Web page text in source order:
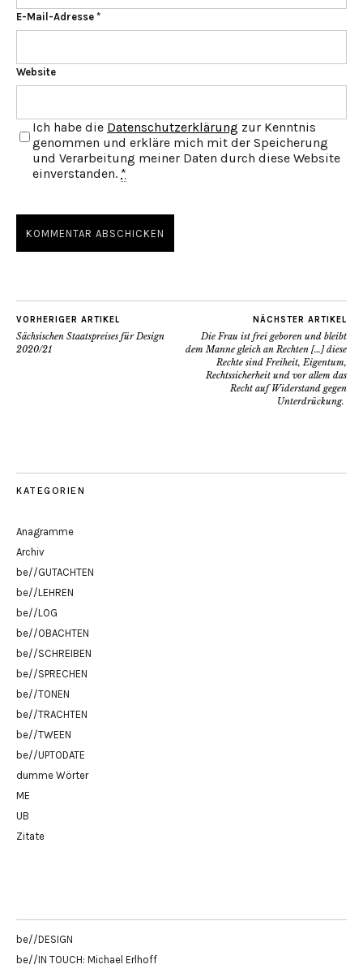
E-Mail-Adresse *
Website
Ich habe die Datenschutzerklärung zur Kenntnis
genommen und erkläre mich mit der Speicherung
und Verarbeitung meiner Daten durch diese Website
einverstanden. *
VORHERIGER ARTIKEL
Sächsischen Staatspreises für Design
2020/21
NÄCHSTER ARTIKEL
Die Frau ist frei geboren und bleibt
dem Manne gleich an Rechten […] diese
Rechte sind Freiheit, Eigentum,
Rechtssicherheit und vor allem das
Recht auf Widerstand gegen
Unterdrückung.
KATEGORIEN
Anagramme
Archiv
be//GUTACHTEN
be//LEHREN
be//LOG
be//OBACHTEN
be//SCHREIBEN
be//SPRECHEN
be//TONEN
be//TRACHTEN
be//TWEEN
be//UPTODATE
dumme Wörter
ME
UB
Zitate
be//DESIGN
be//IN TOUCH: Michael Erlhoff